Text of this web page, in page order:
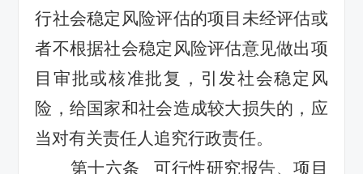
行社会稳定风险评估的项目未经评估或
者不根据社会稳定风险评估意见做出项
目审批或核准批复，引发社会稳定风
险，给国家和社会造成较大损失的， 应
当对有关责任人追究行政责任。
第十六条
可行性研究报告、项目